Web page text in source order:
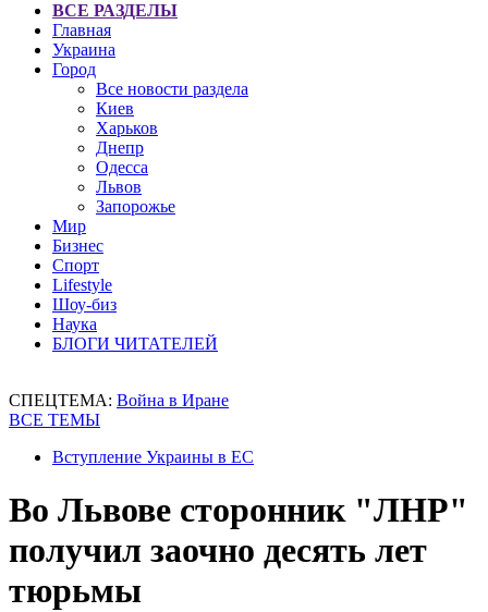
ВСЕ РАЗДЕЛЫ
Главная
Украина
Город
Все новости раздела
Киев
Харьков
Днепр
Одесса
Львов
Запорожье
Мир
Бизнес
Спорт
Lifestyle
Шоу-биз
Наука
БЛОГИ ЧИТАТЕЛЕЙ
СПЕЦТЕМА: Война в Иране
ВСЕ ТЕМЫ
Вступление Украины в ЕС
Во Львове сторонник "ЛНР"
получил заочно десять лет
тюрьмы